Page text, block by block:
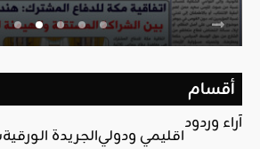
أقسام
آراء وردود
اقليمي ودوليالجريدة الورقية